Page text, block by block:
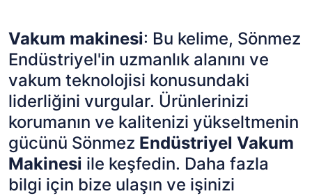
Vakum makinesi: Bu kelime, Sönmez
Endüstriyel'in uzmanlık alanını ve
vakum teknolojisi konusundaki
liderliğini vurgular. Ürünlerinizi
korumanın ve kalitenizi yükseltmenin
gücünü Sönmez Endüstriyel Vakum
Makinesi ile keşfedin. Daha fazla
bilgi için bize ulaşın ve işinizi